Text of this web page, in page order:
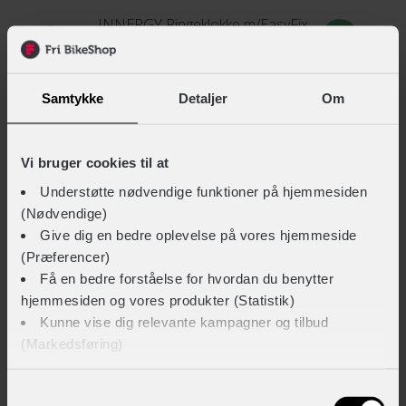
Samtykke Detaljer Om
Vi bruger cookies til at
Understøtte nødvendige funktioner på hjemmesiden
(Nødvendige)
Give dig en bedre oplevelse på vores hjemmeside
(Præferencer)
Få en bedre forståelse for hvordan du benytter
hjemmesiden og vores produkter (Statistik)
Kunne vise dig relevante kampagner og tilbud
(Markedsføring)
INNERGY Ringeklokke m/EasyFix
+ 59,-
INNERGY Kædeolie tør
+ 79,-
INNERGY Kædeolie våd
+ 79,-